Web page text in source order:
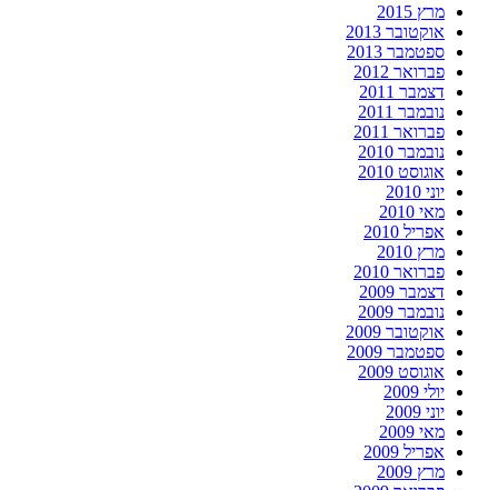
מרץ 2015
אוקטובר 2013
ספטמבר 2013
פברואר 2012
דצמבר 2011
נובמבר 2011
פברואר 2011
נובמבר 2010
אוגוסט 2010
יוני 2010
מאי 2010
אפריל 2010
מרץ 2010
פברואר 2010
דצמבר 2009
נובמבר 2009
אוקטובר 2009
ספטמבר 2009
אוגוסט 2009
יולי 2009
יוני 2009
מאי 2009
אפריל 2009
מרץ 2009